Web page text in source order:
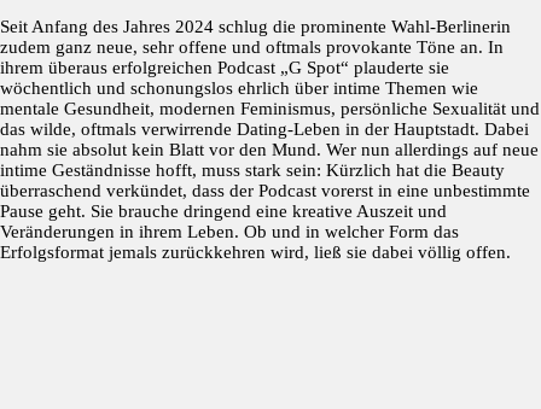
Seit Anfang des Jahres 2024 schlug die prominente Wahl-Berlinerin
zudem ganz neue, sehr offene und oftmals provokante Töne an. In
ihrem überaus erfolgreichen Podcast „G Spot“ plauderte sie
wöchentlich und schonungslos ehrlich über intime Themen wie
mentale Gesundheit, modernen Feminismus, persönliche Sexualität und
das wilde, oftmals verwirrende Dating-Leben in der Hauptstadt. Dabei
nahm sie absolut kein Blatt vor den Mund. Wer nun allerdings auf neue
intime Geständnisse hofft, muss stark sein: Kürzlich hat die Beauty
überraschend verkündet, dass der Podcast vorerst in eine unbestimmte
Pause geht. Sie brauche dringend eine kreative Auszeit und
Veränderungen in ihrem Leben. Ob und in welcher Form das
Erfolgsformat jemals zurückkehren wird, ließ sie dabei völlig offen.